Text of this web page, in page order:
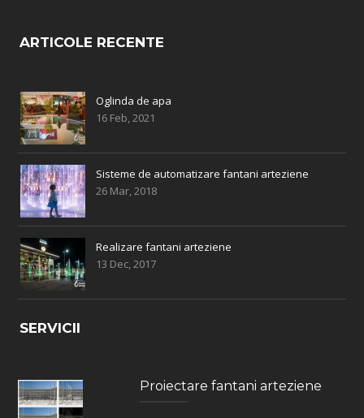
ARTICOLE RECENTE
Oglinda de apa
16 Feb, 2021
Sisteme de automatizare fantani arteziene
26 Mar, 2018
Realizare fantani arteziene
13 Dec, 2017
SERVICII
Proiectare fantani arteziene